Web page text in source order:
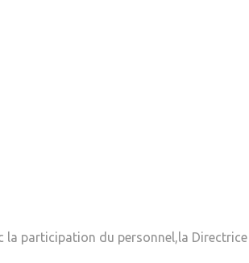
la participation du personnel,la Directrice